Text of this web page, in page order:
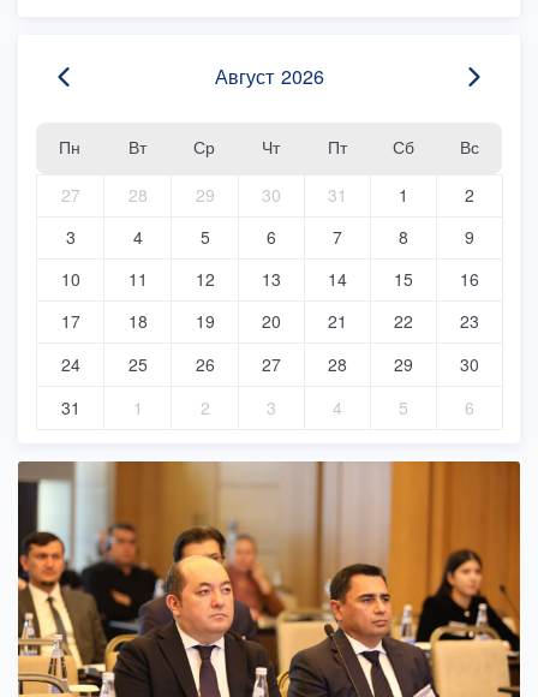
Август 2026
Пн Вт Ср Чт Пт Сб
Вс
27
28 29 30 31 1
2
3
4 5 6 7 8
9
10
11 12 13 14 15
16
17
18 19 20 21 22
23
24
25 26 27 28 29
30
31
1 2 3 4 5 6